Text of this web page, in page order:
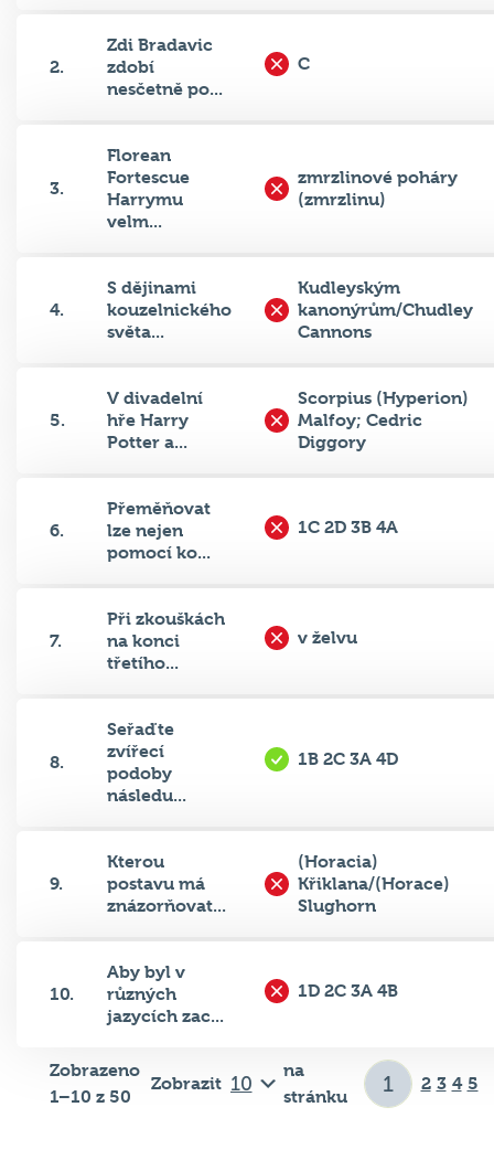
2.
Zdi Bradavic
zdobí
nesčetně po...
C
3.
Florean
Fortescue
Harrymu
velm...
zmrzlinové poháry
(zmrzlinu)
4.
S dějinami
kouzelnického
světa...
Kudleyským
kanonýrům/Chudley
Cannons
5.
V divadelní
hře Harry
Potter a...
Scorpius (Hyperion)
Malfoy; Cedric
Diggory
6.
Přeměňovat
lze nejen
pomocí ko...
1C 2D 3B 4A
7.
Při zkouškách
na konci
třetího...
v želvu
8.
Seřaďte
zvířecí
podoby
následu...
1B 2C 3A 4D
9.
Kterou
postavu má
znázorňovat...
(Horacia)
Křiklana/(Horace)
Slughorn
10.
Aby byl v
různých
jazycích zac...
1D 2C 3A 4B
Zobrazeno
1–10 z 50
Zobrazit
na
stránku
2 3 4 5